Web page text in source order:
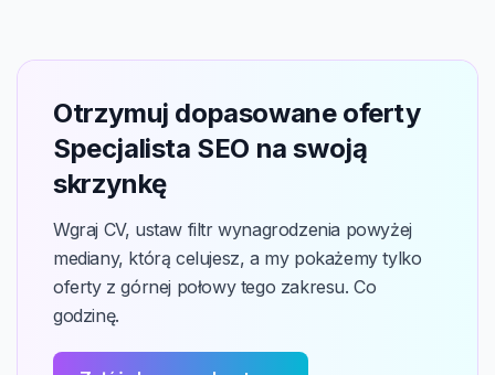
Otrzymuj dopasowane oferty
Specjalista SEO na swoją
skrzynkę
Wgraj CV, ustaw filtr wynagrodzenia powyżej
mediany, którą celujesz, a my pokażemy tylko
oferty z górnej połowy tego zakresu. Co
godzinę.